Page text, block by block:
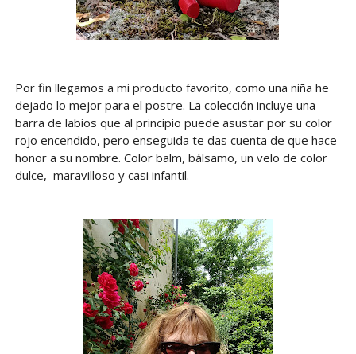
Por fin llegamos a mi producto favorito, como una niña he
dejado lo mejor para el postre. La colección incluye una
barra de labios que al principio puede asustar por su color
rojo encendido, pero enseguida te das cuenta de que hace
honor a su nombre. Color balm, bálsamo, un velo de color
dulce, maravilloso y casi infantil.